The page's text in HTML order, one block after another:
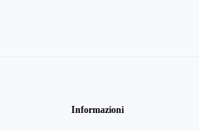
Informazioni